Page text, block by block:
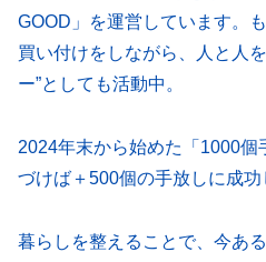
GOOD」を運営しています。
買い付けをしながら、人と人
ー”としても活動中。
2024年末から始めた「1000
づけば＋500個の手放しに成功
暮らしを整えることで、今あ